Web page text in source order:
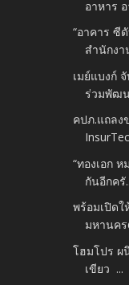
อาหาร อ
“อาคาร ซี
สำนักงา
เมย์แบงก์
ร่วมพัฒ
คปภ.แถลง
“ทองเอก
กันอีกครั
พร้อมเปิด
มหานคร
โฮมโปร ผ
เขียว ...